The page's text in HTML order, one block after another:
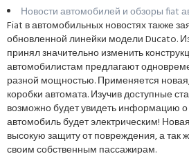
Новости автомобилей и обзоры fiat
Fiat в автомобильных новостях также
обновленной линейки модели Ducato.
принял значительно изменить
автомобилистам предлагают
разной мощностью. Применяется
коробки автомата. Изучив доступные
возможно будет увидеть информацию о
автомобиль будет электрическим!
высокую защиту от повреждения, а так
своим собственным пассажирам.